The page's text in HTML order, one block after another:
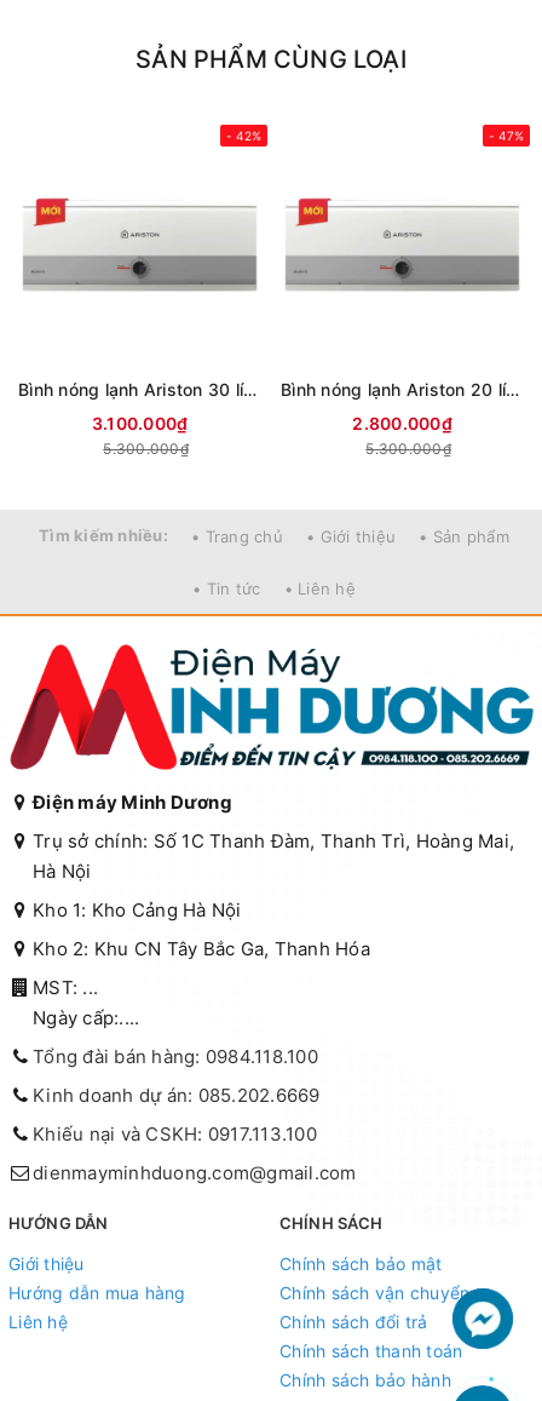
SẢN PHẨM CÙNG LOẠI
- 42%
Bình nóng lạnh Ariston 30 lít SLIM3 30 R VN (mới 2024)
3.100.000₫
5.300.000₫
- 47%
Bình nóng lạnh Ariston 20 lít SLIM3 20 R VN (mới 2024)
2.800.000₫
5.300.000₫
Tìm kiếm nhiều: • Trang chủ • Giới thiệu • Sản phẩm
• Tin tức • Liên hệ
Điện máy Minh Dương
Trụ sở chính: Số 1C Thanh Đàm, Thanh Trì, Hoàng Mai,
Hà Nội
Kho 1: Kho Cảng Hà Nội
Kho 2: Khu CN Tây Bắc Ga, Thanh Hóa
MST: ...
Ngày cấp:....
Tổng đài bán hàng: 0984.118.100
Kinh doanh dự án: 085.202.6669
Khiếu nại và CSKH: 0917.113.100
dienmayminhduong.com@gmail.com
HƯỚNG DẪN
Giới thiệu
Hướng dẫn mua hàng
Liên hệ
CHÍNH SÁCH
Chính sách bảo mật
Chính sách vận chuyển
Chính sách đổi trả
Chính sách thanh toán
Chính sách bảo hành